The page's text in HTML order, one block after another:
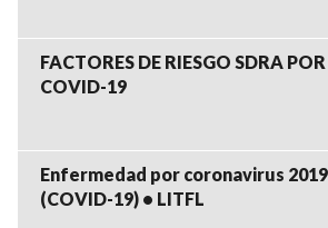
FACTORES DE RIESGO SDRA POR
COVID-19
Enfermedad por coronavirus 2019
(COVID-19) • LITFL